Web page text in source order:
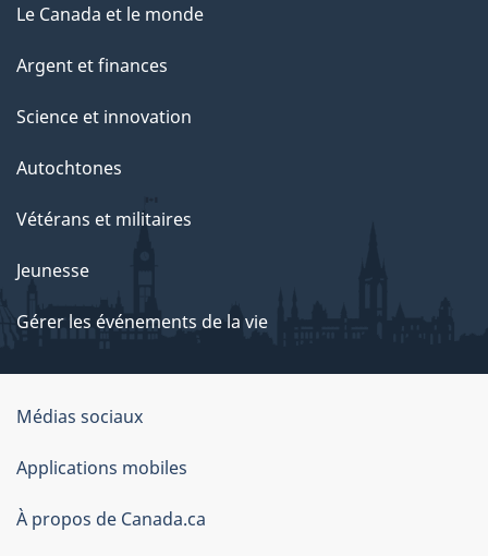
Le Canada et le monde
Argent et finances
Science et innovation
Autochtones
Vétérans et militaires
Jeunesse
Gérer les événements de la vie
Organisation
du
gouvernement
du
Médias sociaux
Applications mobiles
À propos de Canada.ca